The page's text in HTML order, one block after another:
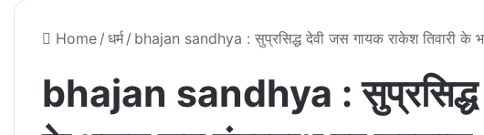
Home / धर्म / bhajan sandhya : सुप्रसिद्ध देवी जस गायक राकेश तिवारी के
bhajan sandhya : सुप्रसिद्ध